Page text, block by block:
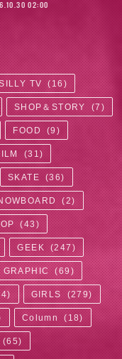
02:00
TV (16)
SHOP＆STORY (7)
FOOD (9 )
(31)
SKATE (36)
(2)
(43)
GEEK (247)
GRAPHIC (69)
) GIRLS (279)
Column (18)
(65)